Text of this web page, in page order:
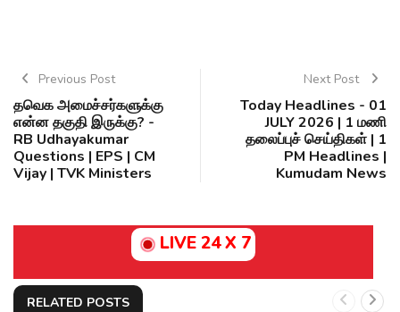
Previous Post
தவெக அமைச்சர்களுக்கு
என்ன தகுதி இருக்கு? -
RB Udhayakumar
Questions | EPS | CM
Vijay | TVK Ministers
Next Post
Today Headlines - 01
JULY 2026 | 1 மணி
தலைப்புச் செய்திகள் | 1
PM Headlines |
Kumudam News
LIVE 24 X 7
RELATED POSTS